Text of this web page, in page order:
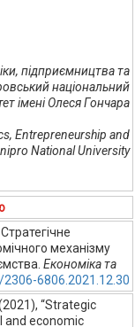
підприємництва та
національний
імені Олеся Гончара
Entrepreneurship and
National University
механізму
Економіка та
2306-6806.2021.12.30
“Strategic
and economic